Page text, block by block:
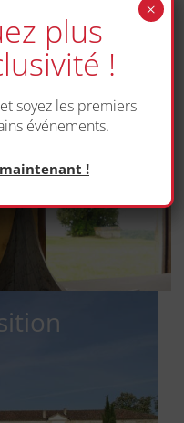
plus
!
soyez les premiers
événements.
!
×